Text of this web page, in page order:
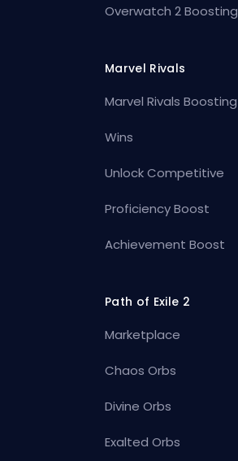
Overwatch 2 Boosting
Marvel Rivals
Marvel Rivals Boosting
Wins
Unlock Competitive
Proficiency Boost
Achievement Boost
Path of Exile 2
Marketplace
Chaos Orbs
Divine Orbs
Exalted Orbs